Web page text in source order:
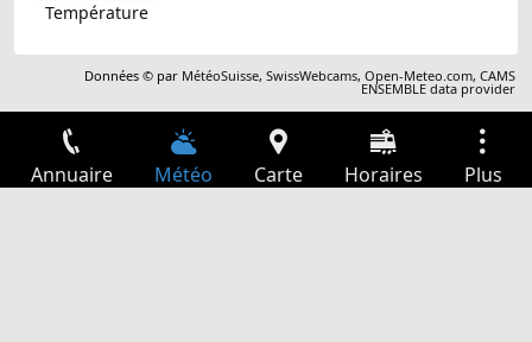
Température
Données © par MétéoSuisse,SwissWebcams,Open-Meteo.com,CAMS
ENSEMBLE data provider
Annuaire Météo Carte Horaires Plus